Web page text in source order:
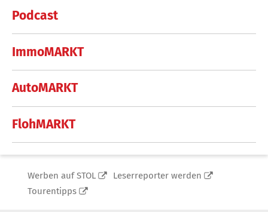
Podcast
ImmoMARKT
AutoMARKT
FlohMARKT
Werben auf STOL
Leserreporter werden
Tourentipps